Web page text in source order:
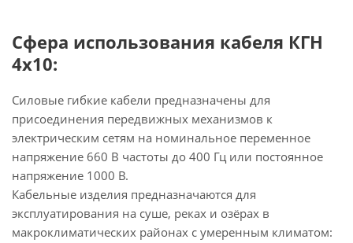
Сфера использования кабеля КГН
4х10:
Силовые гибкие кабели предназначены для
присоединения передвижных механизмов к
электрическим сетям на номинальное переменное
напряжение 660 В частоты до 400 Гц или постоянное
напряжение 1000 В.
Кабельные изделия предназначаются для
эксплуатирования на суше, реках и озёрах в
макроклиматических районах с умеренным климатом: